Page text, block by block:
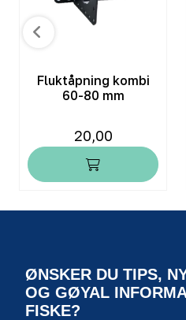
Fluktåpning kombi
60-80 mm
20,00
ØNSKER DU TIPS,
OG GØYAL
FISKE?